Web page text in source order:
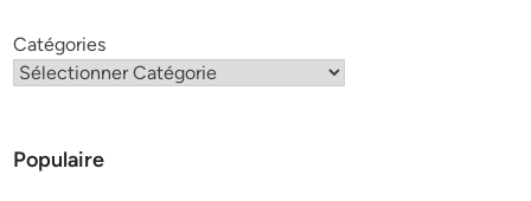
Catégories
Populaire